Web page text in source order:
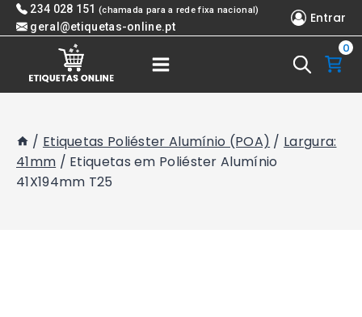
Skip 234 028 151 (chamada para a rede fixa nacional)
geral@etiquetas-online.pt
Entrar
0
/ Etiquetas Poliéster Alumínio (POA) / Largura:
41mm / Etiquetas em Poliéster Alumínio
41X194mm T25